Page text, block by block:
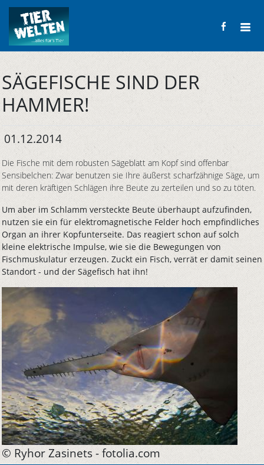
SÄGEFISCHE SIND DER
HAMMER!
01.12.2014
Die Fische mit dem robusten Sägeblatt am Kopf sind offenbar
Sensibelchen: Zwar benutzen sie Ihre äußerst scharfzähnige Säge, um
mit deren kräftigen Schlägen ihre Beute zu zerteilen und so zu töten.
Um aber im Schlamm versteckte Beute überhaupt aufzufinden,
nutzen sie ein für elektromagnetische Felder hoch empfindliches
Organ an ihrer Kopfunterseite. Das reagiert schon auf solch
kleine elektrische Impulse, wie sie die Bewegungen von
Fischmuskulatur erzeugen. Zuckt ein Fisch, verrät er damit seinen
Standort - und der Sägefisch hat ihn!
© Ryhor Zasinets - fotolia.com